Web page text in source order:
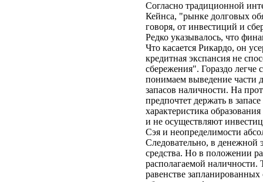
Согласно традиционной
Кейнса, "рынке долговых
говоря, от инвестиций и
Редко указывалось, что
Что касается Рикардо, он
кредитная экспансия не
сбережения". Гораздо
понимаем выведение части
запасов наличности. На
предпочтет держать в
характеристика
и не осуществляют
Сэя и неопределимости
Следовательно, в денежной
средства. Но в положении
располагаемой наличности.
равенстве